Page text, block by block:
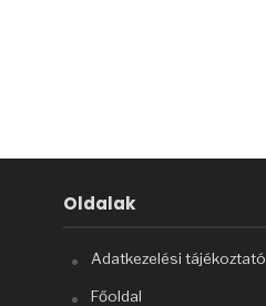
Oldalak
Adatkezelési tájékoztató
Főoldal